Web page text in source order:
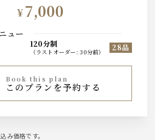
¥7,000
ュー
120分制
（ ラストオーダー:30分前） 28品
種
ワリー限定醸造アルト ■東京クラフトペ
モルツ ■プレミアムモル
モルツ黒生 ■プレミアムモル
book this plan
このプランを予約する
み価格です。